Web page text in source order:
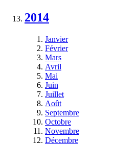
2014
Janvier
Février
Mars
Avril
Mai
Juin
Juillet
Août
Septembre
Octobre
Novembre
Décembre